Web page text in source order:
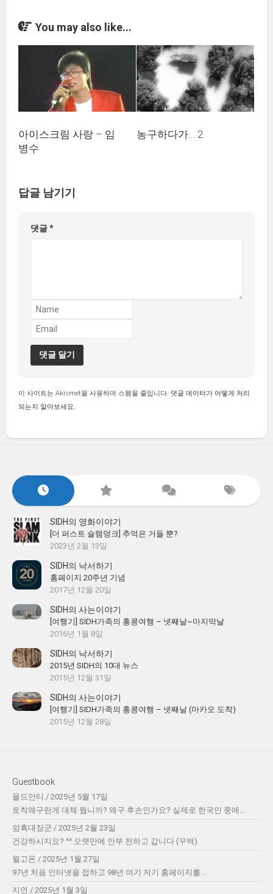
You may also like...
아이스크림 사랑 – 임
병수
농구하다가… 2
답글 남기기
댓글*
이 사이트는 Akismet을 사용하여 스팸을 줄입니다. 댓글 데이터가 어떻게 처리
되는지 알아보세요.
SIDH의 영화이야기
[더 퍼스트 슬램덩크] 추억은 거들 뿐?
2023년 2월 13일
SIDH의 낙서하기
홈페이지 20주년 기념
2017년 12월 20일
SIDH의 사는이야기
[여행기] SIDH가족의 홍콩여행 – 넷째날~마지막날
2016년 1월 8일
SIDH의 낙서하기
2015년 SIDH의 10대 뉴스
2015년 12월 31일
SIDH의 사는이야기
[여행기] SIDH가족의 홍콩여행 – 넷째날 (마카오 도착)
2015년 12월 28일
Guestbook
올드안티 / 2025년 5월 17일
토착왜구란게 대체 뭡니까? 왜구 후손인가요? 실제로 한국인 중에...
암흑대장군 / 2025년 2월 23일
건강하시지요? ^^ 오랫만에 안부 전하고 갑니다 (꾸벅)
윌고온 / 2025년 1월 27일
97년 처음 인터넷을 접하고 98년 여기 저기 홈페이지를...
지연 / 2025년 1월 3일